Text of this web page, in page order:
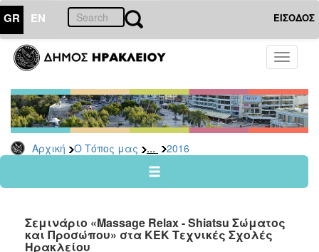
GR EN ΕΙΣΟΔΟΣ
Toggle
Αρχική Ο Τόπος μας ... 2016
ΤΟΠΟΣ
ΜΑΣ
Ανακοινώσεις
Αρχείο
2026
2024
2022
Σεμινάριο «Massage Relax - Shiatsu Σώματος
και Προσώπου» στα ΚΕΚ Τεχνικές Σχολές
Ηρακλείου